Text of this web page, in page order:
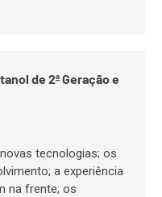
de 2ª Geração e
tecnologias; os
a experiência
na frente; os